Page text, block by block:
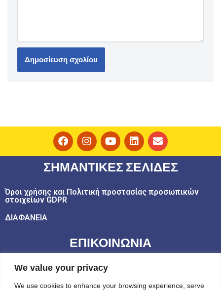
We value your privacy
We use cookies to enhance your browsing experience, serve
ΣΗΜΑΝΤΙΚΕΣ ΣΕΛΙΔΕΣ
Όροι χρήσης και Πολιτική προστασίας προσωπικών
στοιχείων GDPR
ΔΙΑΦΑΝΕΙΑ
ΕΠΙΚΟΙΝΩΝΙΑ